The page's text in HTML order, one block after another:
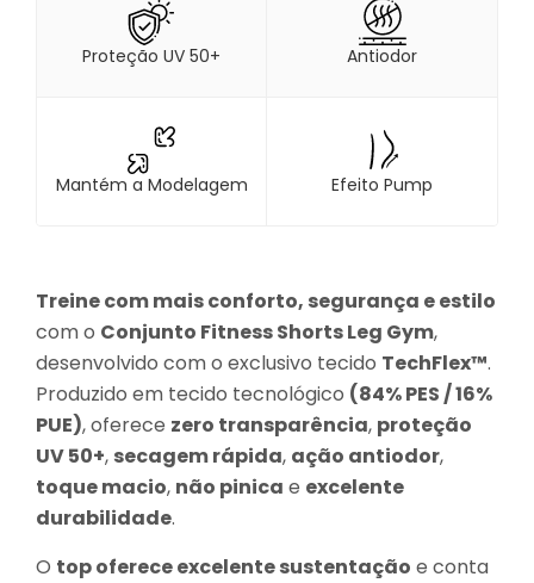
Proteção UV 50+ Antiodor
Mantém a Modelagem Efeito Pump
Treine com mais conforto, segurança e estilo
com o Conjunto Fitness Shorts Leg Gym,
desenvolvido com o exclusivo tecido TechFlex™.
Produzido em tecido tecnológico (84% PES / 16%
PUE), oferece zero transparência, proteção
UV 50+, secagem rápida, ação antiodor,
toque macio, não pinica e excelente
durabilidade.
O top oferece excelente sustentação e conta